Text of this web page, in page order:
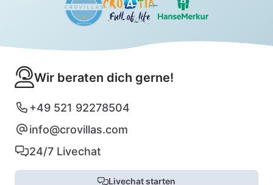
Wir beraten dich gerne!
+49 521 92278504
info@crovillas.com
24/7 Livechat
Livechat starten